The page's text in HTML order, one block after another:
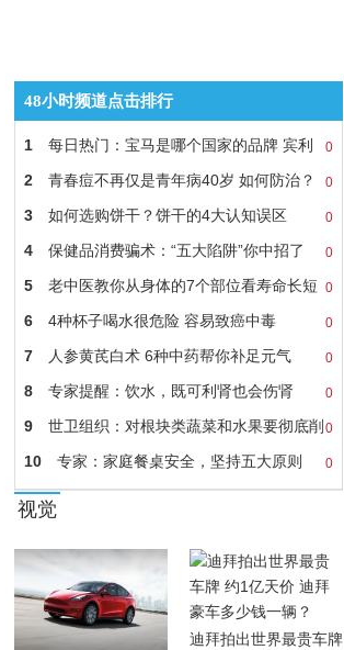
48小时频道点击排行
0
1 每日热门：宝马是哪个国家的品牌 宾利
0
2 青春痘不再仅是青年病40岁 如何防治？
0
3 如何选购饼干？饼干的4大认知误区
0
4 保健品消费骗术：“五大陷阱”你中招了
0
5 老中医教你从身体的7个部位看寿命长短
0
6 4种杯子喝水很危险 容易致癌中毒
0
7 人参黄芪白术 6种中药帮你补足元气
0
8 专家提醒：饮水，既可利肾也会伤肾
0
9 世卫组织：对根块类蔬菜和水果要彻底削
0
10 专家：家庭餐桌安全，坚持五大原则
视觉
迪拜拍出世界最贵车牌